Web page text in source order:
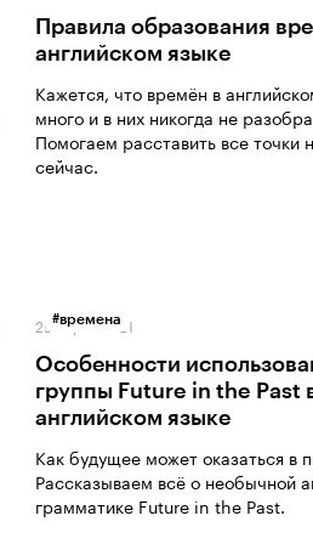
Правила образования
английском языке
Кажется, что времён в
много и в них никогда не
Помогаем расставить все точки
сейчас.
#времена
25 марта 2021
Особенности
группы Future in the Past
английском языке
Как будущее может оказаться в
Рассказываем всё о необычной
грамматике Future in the Past.